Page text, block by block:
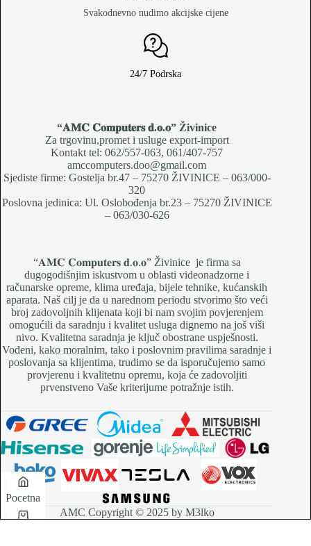
Svakodnevno nudimo akcijske cijene
24/7 Podrska
“𝐀𝐌𝐂 𝐂𝐨𝐦𝐩𝐮𝐭𝐞𝐫𝐬 𝐝.𝐨.𝐨” Živinice
Za trgovinu,promet i usluge export-import
Kontakt tel: 062/557-063, 061/407-757
amccomputers.doo@gmail.com
Sjediste firme: Gostelja br.47 – 75270 ŽIVINICE – 063/000-
320
Poslovna jedinica: Ul. Oslobođenja br.23 – 75270 ŽIVINICE
– 063/030-626
“𝐀𝐌𝐂 𝐂𝐨𝐦𝐩𝐮𝐭𝐞𝐫𝐬 𝐝.𝐨.𝐨” Živinice je firma sa
dugogodišnjim iskustvom u oblasti videonadzorne i
računarske opreme, klima uređaja, bijele tehnike, kućanskih
aparata. Naš cilj je da u narednom periodu stvorimo što veći
broj zadovoljnih klijenata koji bi nam svojim povjerenjem
omogućili da saradnju i kvalitet usluga dignemo na još viši
nivo. Kvalitetna saradnja je ključ obostrane uspješnosti.
Vođeni, kako moralnim, tako i poslovnim pravilima saradnje i
poslovanja sa klijentima, trudimo se da isporučujemo samo
provjerenu i kvalitetnu opremu, koja će zadovoljiti
prvenstveno Vaše kriterijume potražnje istih.
AMC Copyright © 2025 by M3lko
Pocetna